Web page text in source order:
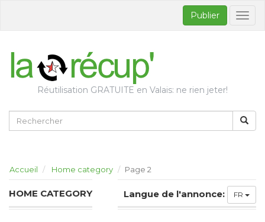
Publier
Réutilisation GRATUITE en Valais: ne rien jeter!
Accueil Home category Page 2
HOME CATEGORY Langue de l'annonce: FR